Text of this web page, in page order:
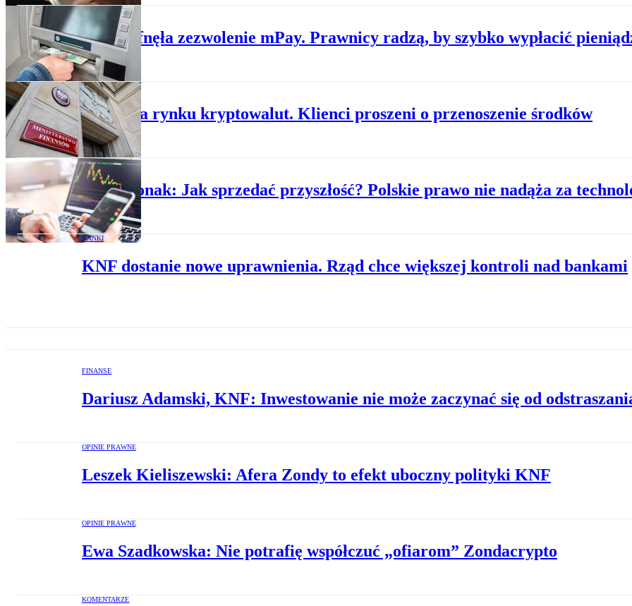
KNF cofnęła zezwolenie mPay. Prawnicy radzą, by szybko wypłacić
KONSUMENCI
Chaos na rynku kryptowalut. Klienci proszeni o przenoszenie środków
OPINIE PRAWNE
Jacek Jonak: Jak sprzedać przyszłość? Polskie prawo nie nadąża za
BANKI
KNF dostanie nowe uprawnienia. Rząd chce większej kontroli nad bankami
FINANSE
Dariusz Adamski, KNF: Inwestowanie nie może zaczynać się od
OPINIE PRAWNE
Leszek Kieliszewski: Afera Zondy to efekt uboczny polityki KNF
OPINIE PRAWNE
Ewa Szadkowska: Nie potrafię współczuć „ofiarom” Zondacrypto
KOMENTARZE